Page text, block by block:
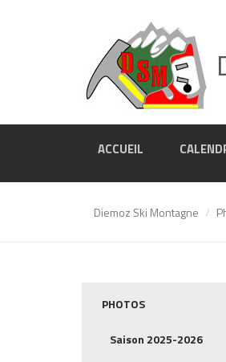
ACCUEIL
Diemoz Ski Montagne
PHOTOS
Saison 2025-2026